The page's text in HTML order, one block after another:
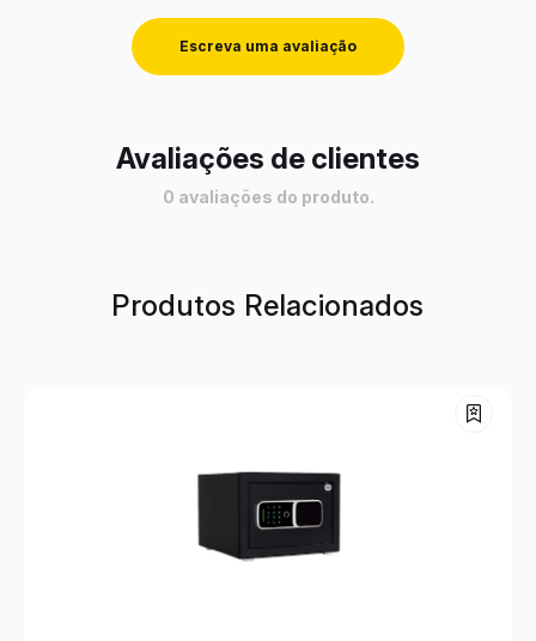
Escreva uma avaliação
Avaliações de clientes
0 avaliações do produto.
Produtos Relacionados